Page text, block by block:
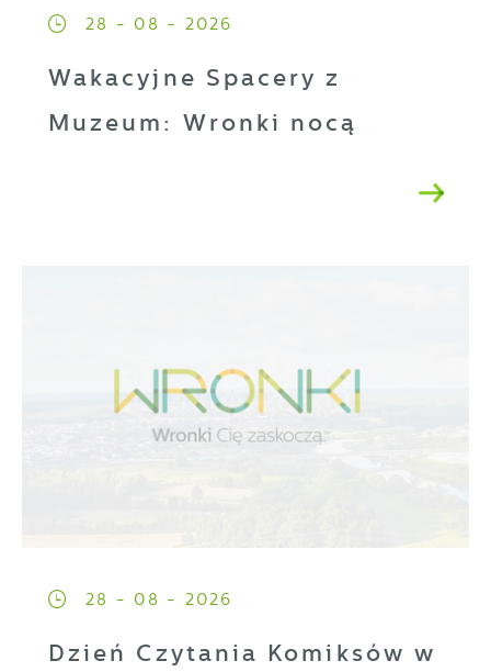
28 - 08 - 2026
Wakacyjne Spacery z
Muzeum: Wronki nocą
28 - 08 - 2026
Dzień Czytania Komiksów w